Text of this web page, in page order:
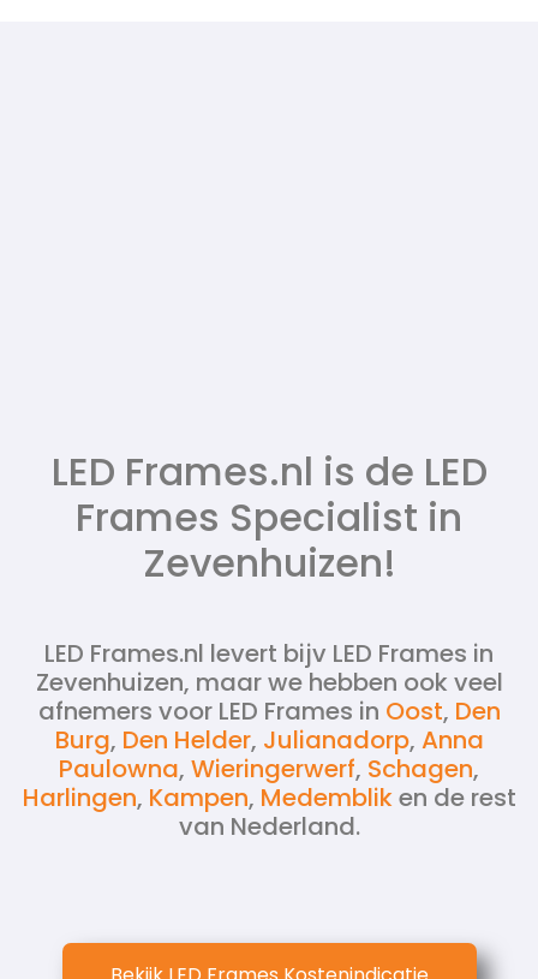
LED Frames.nl is de LED
Frames Specialist in
Zevenhuizen!
LED Frames.nl levert bijv LED Frames in
Zevenhuizen, maar we hebben ook veel
afnemers voor LED Frames in Oost, Den
Burg, Den Helder, Julianadorp, Anna
Paulowna, Wieringerwerf, Schagen,
Harlingen, Kampen, Medembliken de rest
van Nederland.